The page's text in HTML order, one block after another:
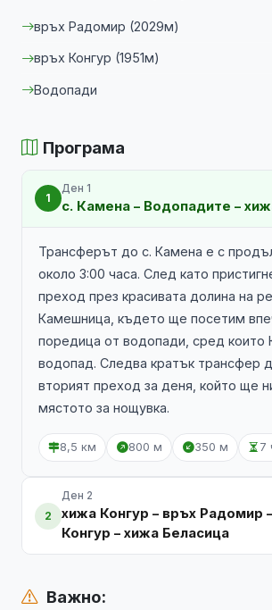
връх Радомир (2029м)
връх Конгур (1951м)
Водопади
Програма
1
Ден 1
с. Камена – Водопадите –
Трансферът до с. Камена е с
около 3:00 часа. След като
преход през красивата долина на
Камешница, където ще посетим
поредица от водопади, сред които
водопад. Следва кратък трансфер
вторият преход за деня, който ще
мястото за нощувка.
8,5 км 800 м 350 м 7
2
Ден 2
хижа Конгур – връх Радомир
Конгур – хижа Беласица
Важно: